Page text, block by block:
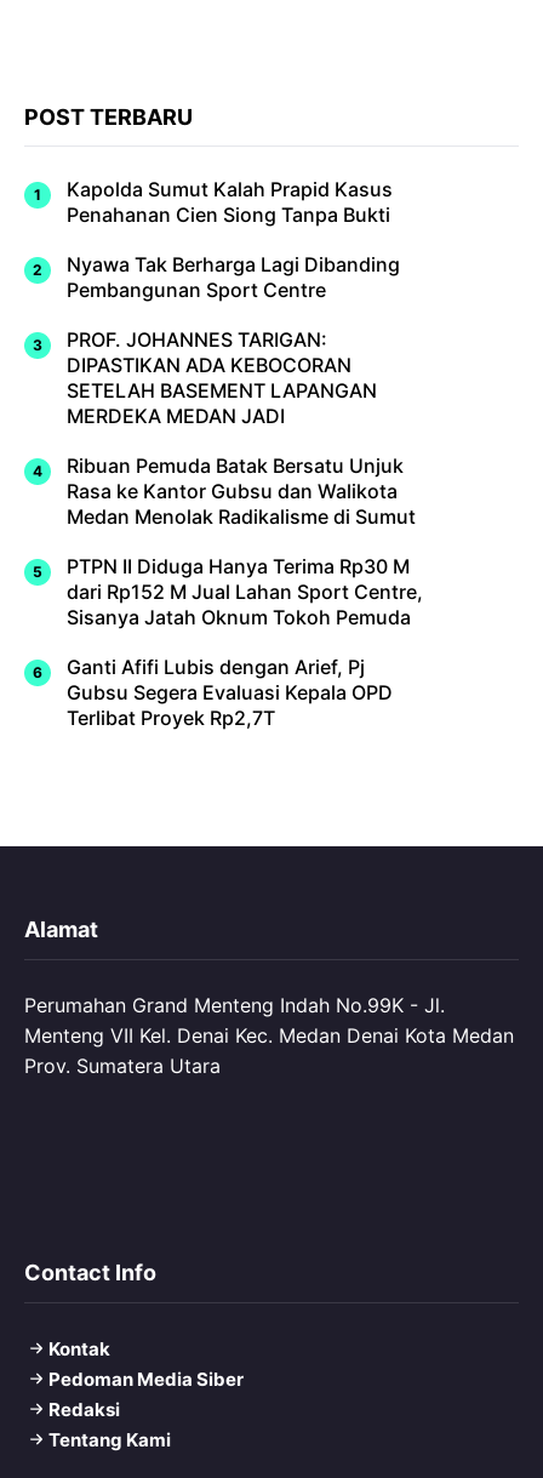
POST TERBARU
Kapolda Sumut Kalah Prapid Kasus
Penahanan Cien Siong Tanpa Bukti
Nyawa Tak Berharga Lagi Dibanding
Pembangunan Sport Centre
PROF. JOHANNES TARIGAN:
DIPASTIKAN ADA KEBOCORAN
SETELAH BASEMENT LAPANGAN
MERDEKA MEDAN JADI
Ribuan Pemuda Batak Bersatu Unjuk
Rasa ke Kantor Gubsu dan Walikota
Medan Menolak Radikalisme di Sumut
PTPN II Diduga Hanya Terima Rp30 M
dari Rp152 M Jual Lahan Sport Centre,
Sisanya Jatah Oknum Tokoh Pemuda
Ganti Afifi Lubis dengan Arief, Pj
Gubsu Segera Evaluasi Kepala OPD
Terlibat Proyek Rp2,7T
Alamat
Perumahan Grand Menteng Indah No.99K - Jl.
Menteng VII Kel. Denai Kec. Medan Denai Kota Medan
Prov. Sumatera Utara
Contact Info
Kontak
Pedoman Media Siber
Redaksi
Tentang Kami